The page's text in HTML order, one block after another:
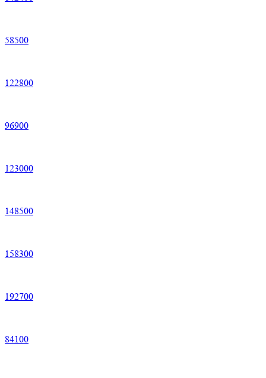
58500
122800
96900
123000
148500
158300
192700
84100